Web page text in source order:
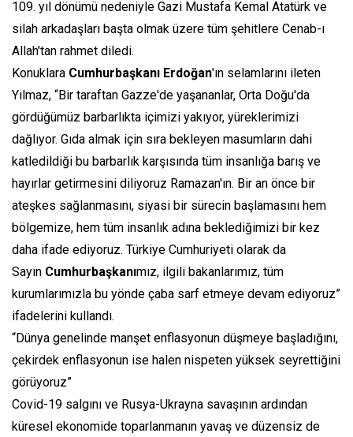
109. yıl dönümü nedeniyle Gazi Mustafa Kemal Atatürk ve
silah arkadaşları başta olmak üzere tüm şehitlere Cenab-ı
Allah'tan rahmet diledi.
Konuklara Cumhurbaşkanı Erdoğan'ın selamlarını ileten
Yılmaz, “Bir taraftan Gazze'de yaşananlar, Orta Doğu'da
gördüğümüz barbarlıkta içimizi yakıyor, yüreklerimizi
dağlıyor. Gıda almak için sıra bekleyen masumların dahi
katledildiği bu barbarlık karşısında tüm insanlığa barış ve
hayırlar getirmesini diliyoruz Ramazan'ın. Bir an önce bir
ateşkes sağlanmasını, siyasi bir sürecin başlamasını hem
bölgemize, hem tüm insanlık adına beklediğimizi bir kez
daha ifade ediyoruz. Türkiye Cumhuriyeti olarak da
Sayın Cumhurbaşkanımız, ilgili bakanlarımız, tüm
kurumlarımızla bu yönde çaba sarf etmeye devam ediyoruz”
ifadelerini kullandı.
“Dünya genelinde manşet enflasyonun düşmeye başladığını,
çekirdek enflasyonun ise halen nispeten yüksek seyrettiğini
görüyoruz”
Covid-19 salgını ve Rusya-Ukrayna savaşının ardından
küresel ekonomide toparlanmanın yavaş ve düzensiz de